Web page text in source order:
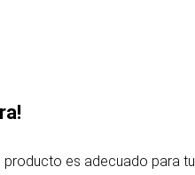
producto es adecuado para tu